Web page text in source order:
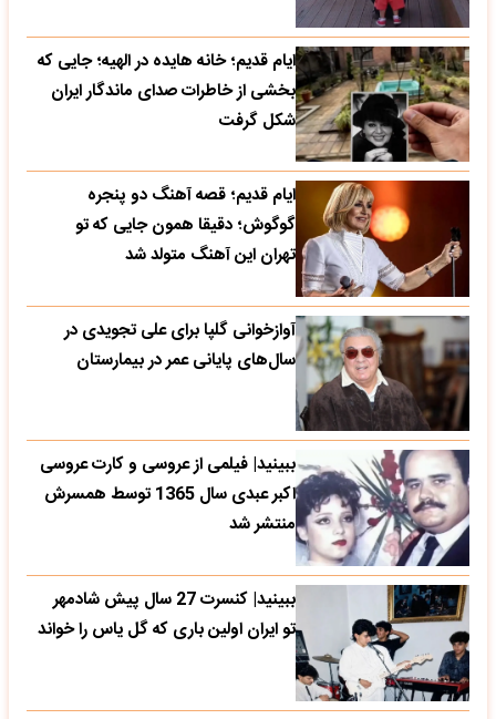
ایام قدیم؛ خانه هایده در الهیه؛ جایی که
بخشی از خاطرات صدای ماندگار ایران
شکل گرفت
ایام قدیم؛ قصه آهنگ دو پنجره
گوگوش؛ دقیقا همون جایی که تو
تهران این آهنگ متولد شد
آوازخوانی گلپا برای علی تجویدی در
سال‌های پایانی عمر در بیمارستان
ببینید| فیلمی از عروسی و کارت عروسی
اکبر عبدی سال 1365 توسط همسرش
منتشر شد
ببینید| کنسرت 27 سال پیش شادمهر
تو ایران اولین باری که گل یاس را خواند